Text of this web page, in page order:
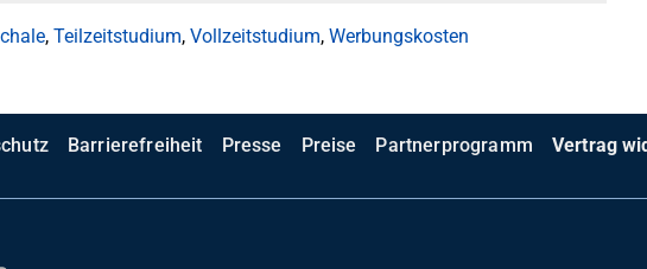
, Teilzeitstudium, Vollzeitstudium, Werbungskosten
Barrierefreiheit Presse Preise Partnerprogramm Vertrag